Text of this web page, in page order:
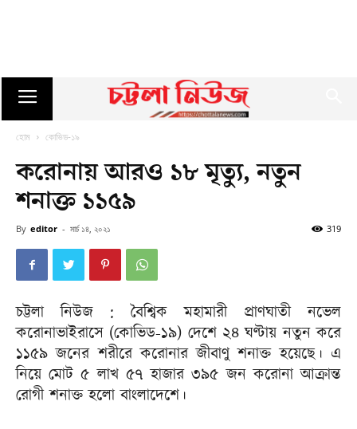
হোম কোভিড-১৯
করোনায় আরও ১৮ মৃত্যু, নতুন
শনাক্ত ১১৫৯
By editor - মার্চ ১৪, ২০২১ 319
চট্টলা নিউজ : বৈশ্বিক মহামারী প্রাণঘাতী নভেল
করোনাভাইরাসে (কোভিড-১৯) দেশে ২৪ ঘণ্টায় নতুন করে
১১৫৯ জনের শরীরে করোনার জীবাণু শনাক্ত হয়েছে। এ
নিয়ে মোট ৫ লাখ ৫৭ হাজার ৩৯৫ জন করোনা আক্রান্ত
রোগী শনাক্ত হলো বাংলাদেশে।